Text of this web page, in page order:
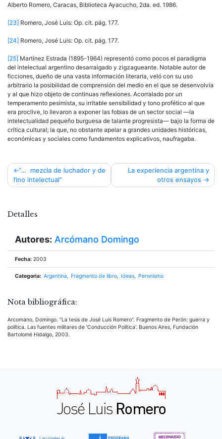
Alberto Romero, Caracas, Biblioteca Ayacucho, 2da. ed. 1986.
[23] Romero, José Luis: Op. cit. pág. 177.
[24] Romero, José Luis: Op. cit. pág. 177.
[25] Martínez Estrada (1895-1964) representó como pocos el paradigma
del intelectual argentino desarraigado y zigzagueante. Notable autor de
ficciones, dueño de una vasta información literaria, veló con su uso
arbitrario la posibilidad de comprensión del medio en el que se desenvolvía
y al que hizo objeto de continuas reflexiones. Acorralado por un
temperamento pesimista, su irritable sensibilidad y tono profético al que
era proclive, lo llevaron a exponer las fobias de un sector social —la
intelectualidad pequeño burguesa de talante progresista— bajo la forma de
crítica cultural; la que, no obstante apelar a grandes unidades históricas,
económicas y sociales como fundamentos explicativos, naufragaba.
Navegación
de
“… mezcla de luchador y de
fino intelectual”
La experiencia argentina y
otros ensayos
Detalles
Autores: Arcómano Domingo
Fecha: 2003
Categoria: Argentina Fragmento de libro Ideas Peronismo
Nota bibliográfica:
Arcomano, Domingo. “La tesis de José Luis Romero”. Fragmento de Perón: guerra y
política. Las fuentes militares de 'Conducción Política'. Buenos Aires, Fundación
Bartolomé Hidalgo, 2003.